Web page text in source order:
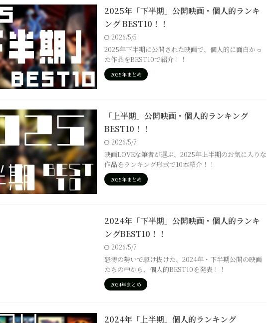
2025年「下半期」公開映画・個人的ランキ
ング BEST10！！
2026/5/5
2025年下半期に公開された映画で、個人的に面白かっ
た作品をBEST10で紹介！！
2025年まとめ
「上半期」公開映画・個人的ランキング
BEST10！！
2026/5/7
映画LOVEな筆者が選ぶ、2025年上半期のお気に入りな
作品をランキング形式で10本紹介！！
2025年まとめ
2024年「下半期」公開映画・個人的ランキ
ングBEST10！！
2026/5/7
怒涛の勢いで駆け抜けた、2024年・下半期公開の映画
たちの中から、個人的BEST10を発表！！
2024年まとめ
2024年「上半期」個人的ランキング